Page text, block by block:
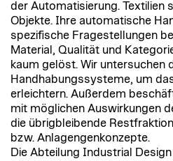
der Automatisierung. Textilien
Objekte. Ihre automatische
spezifische Fragestellungen
Material, Qualität und
kaum gelöst. Wir untersuchen
Handhabungssysteme, um
erleichtern. Außerdem
mit möglichen Auswirkungen
die übrigbleibende
bzw. Anlagengenkonzepte.
Die Abteilung Industrial